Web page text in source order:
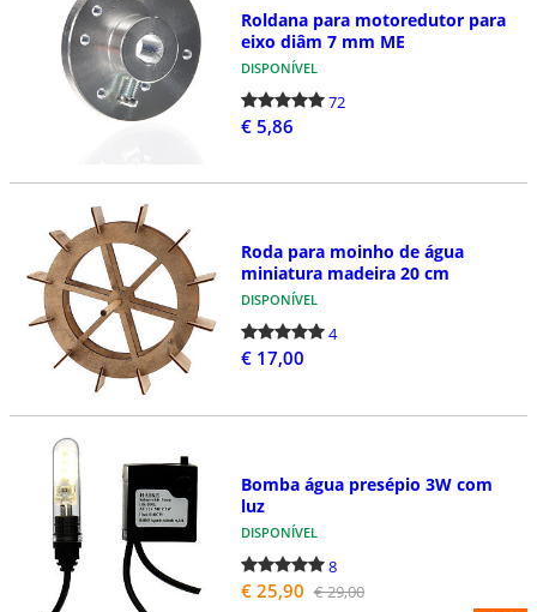
Roldana para motoredutor para
eixo diâm 7 mm ME
DISPONÍVEL
72
€ 5,86
Roda para moinho de água
miniatura madeira 20 cm
DISPONÍVEL
4
€ 17,00
Bomba água presépio 3W com
luz
DISPONÍVEL
8
€ 25,90 € 29,00